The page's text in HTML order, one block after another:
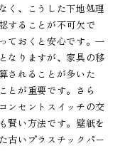
く、こうした下地処理
することが不可欠で
ておくと安心です。一
なりますが、家具の移
されることが多いた
とが重要です。さら
ンセントスイッチの交
賢い方法です。壁紙を
古いプラスチックパー